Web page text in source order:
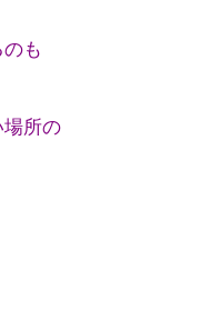
も
所の